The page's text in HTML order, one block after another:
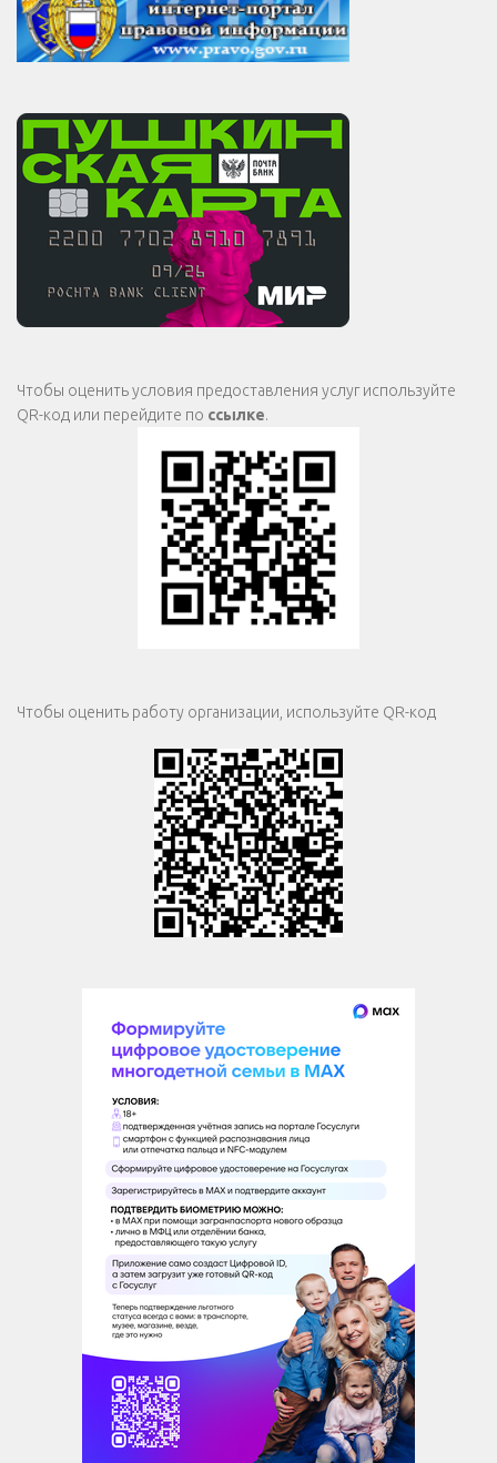
Чтобы оценить условия предоставления услуг используйте
QR-код или перейдите по ссылке.
Чтобы оценить работу организации, используйте QR-код